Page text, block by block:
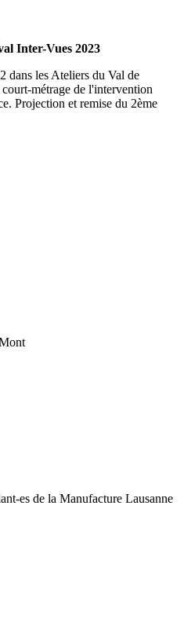
Inter-Vues 2023
dans les Ateliers du Val de
métrage de l'intervention
Projection et remise du 2ème
es de la Manufacture Lausanne